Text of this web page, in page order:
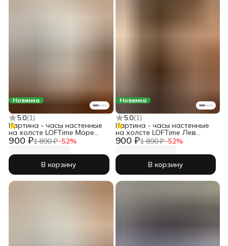
Новинка
5.0(1)
900 ₽1 890 ₽−52%
Картина - часы настенные
на холсте LOFTime Море
закат масло Ч-725-3555
В корзину
Новинка
5.0(1)
900 ₽1 890 ₽−52%
Картина - часы настенные
на холсте LOFTime Лев
львица любовь Ч-679-3555
В корзину